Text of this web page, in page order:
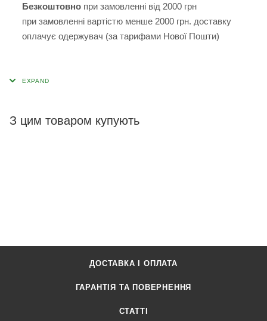
Безкоштовно при замовленні від 2000 грн
при замовленні вартістю менше 2000 грн. доставку
оплачує одержувач (за тарифами Нової Пошти)
З цим товаром купують
ДОСТАВКА І ОПЛАТА
ГАРАНТІЯ ТА ПОВЕРНЕННЯ
СТАТТІ